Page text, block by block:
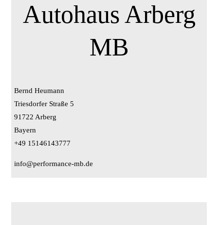
Autohaus Arberg
MB
Bernd Heumann
Triesdorfer Straße 5
91722 Arberg
Bayern
+49 15146143777
info@performance-mb.de